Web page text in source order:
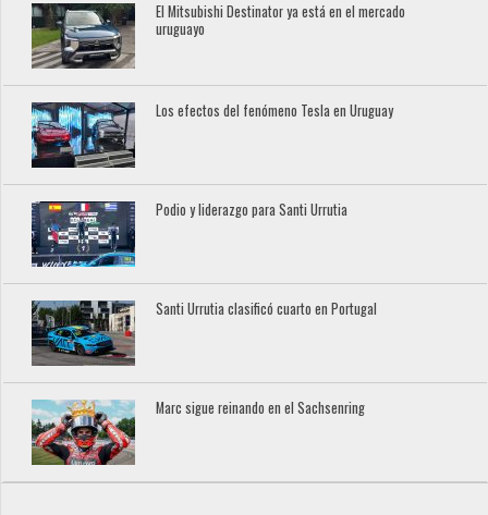
El Mitsubishi Destinator ya está en el mercado
uruguayo
Los efectos del fenómeno Tesla en Uruguay
Podio y liderazgo para Santi Urrutia
Santi Urrutia clasificó cuarto en Portugal
Marc sigue reinando en el Sachsenring